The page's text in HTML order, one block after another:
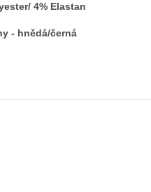
4% Elastan
- hnědá/černá